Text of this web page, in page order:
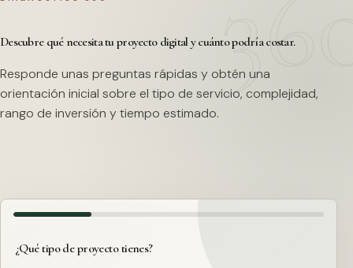
Descubre qué necesita tu proyecto digital y cuánto podría costar.
Responde unas preguntas rápidas y obtén una
orientación inicial sobre el tipo de servicio, complejidad,
rango de inversión y tiempo estimado.
¿Qué tipo de proyecto tienes?